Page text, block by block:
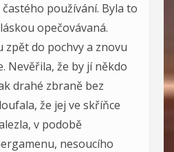
používání. Byla to
opečovávaná.
zpět do pochvy a znovu
Nevěřila, že by jí někdo
drahé zbraně bez
že jej ve skříňce
v podobě
nesoucího